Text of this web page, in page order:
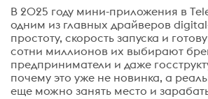
В 2025 году мини-приложения в
одним из главных драйверов
простоту, скорость запуска и
сотни миллионов их выбирают
предприниматели и даже
почему это уже не новинка, а
еще можно занять место и